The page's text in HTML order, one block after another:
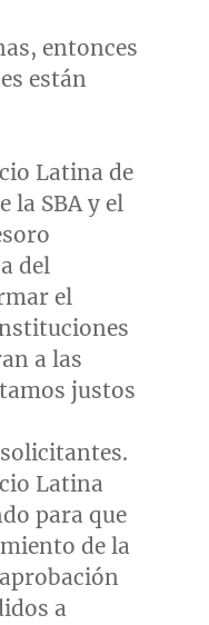
entonces
están
Latina de
la SBA y el
del
el
a las
justos
Latina
para que
de la
a